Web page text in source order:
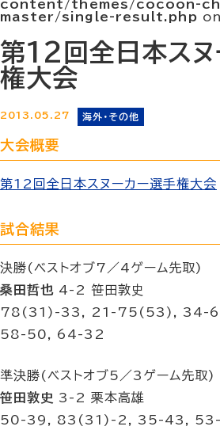
content/themes/cocoon-
master/single-result.php
第12回全日本スヌ
権大会
2013.05.27 海外・その他
大会概要
第12回全日本スヌーカー選手権大会
試合結果
決勝(ベストオブ7／4ゲーム先取)
桑田哲也 4-2 笹田敦史
78(31)-33, 21-75(53), 34-
58-50, 64-32
準決勝(ベストオブ5／3ゲーム先取)
笹田敦史 3-2 栗本高雄
50-39, 83(31)-2, 35-43,